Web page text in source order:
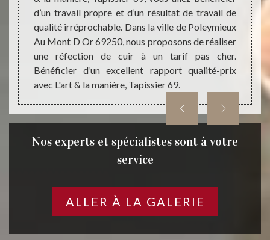
la
la
type
d’un travail propre et d’un résultat de travail de
qualité irréprochable. Dans la ville de Poleymieux
Au Mont D Or 69250, nous proposons de réaliser
une réfection de cuir à un tarif pas cher.
Bénéficier d’un excellent rapport qualité-prix
avec L'art & la manière, Tapissier 69.
Nos experts et spécialistes sont à votre
service
ALLER À LA GALERIE